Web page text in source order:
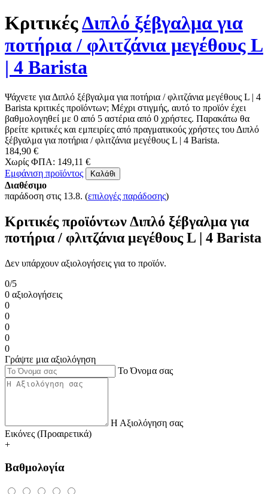
ΚριτικέςΔιπλό ξέβγαλμα για
ποτήρια / φλιτζάνια μεγέθους L
| 4 Barista
Ψάχνετε για Διπλό ξέβγαλμα για ποτήρια / φλιτζάνια μεγέθους L | 4
Barista κριτικές προϊόντων; Μέχρι στιγμής, αυτό το προϊόν έχει
βαθμολογηθεί με 0 από 5 αστέρια από 0 χρήστες. Παρακάτω θα
βρείτε κριτικές και εμπειρίες από πραγματικούς χρήστες του Διπλό
ξέβγαλμα για ποτήρια / φλιτζάνια μεγέθους L | 4 Barista.
184,90 €
Χωρίς ΦΠΑ: 149,11 €
Εμφάνιση προϊόντος
Καλάθι
Διαθέσιμο
παράδοση στις 13.8. (επιλογές παράδοσης)
Κριτικές προϊόντων Διπλό ξέβγαλμα για
ποτήρια / φλιτζάνια μεγέθους L | 4 Barista
Δεν υπάρχουν αξιολογήσεις για το προϊόν.
0/5
0 αξιολογήσεις
0
0
0
0
0
Γράψτε μια αξιολόγηση
Το Όνομα σας
Η Αξιολόγηση σας
Εικόνες (Προαιρετικά)
+
Βαθμολογία